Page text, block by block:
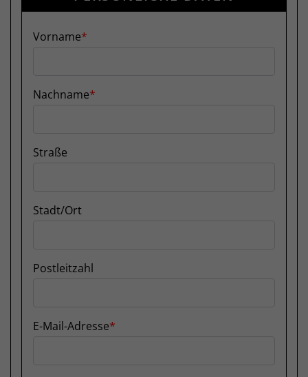
Vorname
Nachname
Straße
Stadt/Ort
Postleitzahl
E-Mail-Adresse